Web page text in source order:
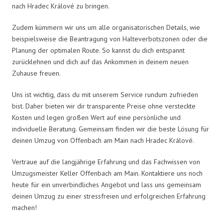
nach Hradec Králové zu bringen.
Zudem kümmern wir uns um alle organisatorischen Details, wie
beispielsweise die Beantragung von Halteverbotszonen oder die
Planung der optimalen Route. So kannst du dich entspannt
zurücklehnen und dich auf das Ankommen in deinem neuen
Zuhause freuen.
Uns ist wichtig, dass du mit unserem Service rundum zufrieden
bist. Daher bieten wir dir transparente Preise ohne versteckte
Kosten und legen großen Wert auf eine persönliche und
individuelle Beratung. Gemeinsam finden wir die beste Lösung für
deinen Umzug von Offenbach am Main nach Hradec Králové.
Vertraue auf die langjährige Erfahrung und das Fachwissen von
Umzugsmeister Keller Offenbach am Main. Kontaktiere uns noch
heute für ein unverbindliches Angebot und lass uns gemeinsam
deinen Umzug zu einer stressfreien und erfolgreichen Erfahrung
machen!